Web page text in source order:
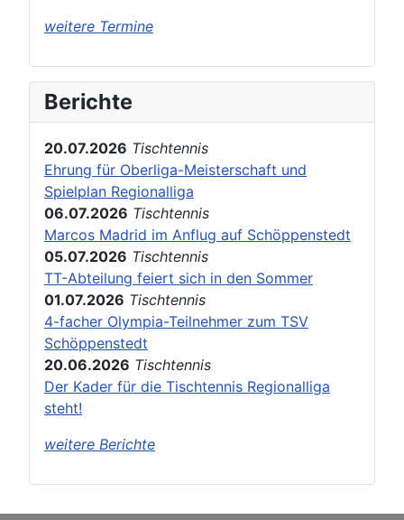
weitere Termine
Berichte
20.07.2026 Tischtennis
Ehrung für Oberliga-Meisterschaft und
Spielplan Regionalliga
06.07.2026 Tischtennis
Marcos Madrid im Anflug auf Schöppenstedt
05.07.2026 Tischtennis
TT-Abteilung feiert sich in den Sommer
01.07.2026 Tischtennis
4-facher Olympia-Teilnehmer zum TSV
Schöppenstedt
20.06.2026 Tischtennis
Der Kader für die Tischtennis Regionalliga
steht!
weitere Berichte